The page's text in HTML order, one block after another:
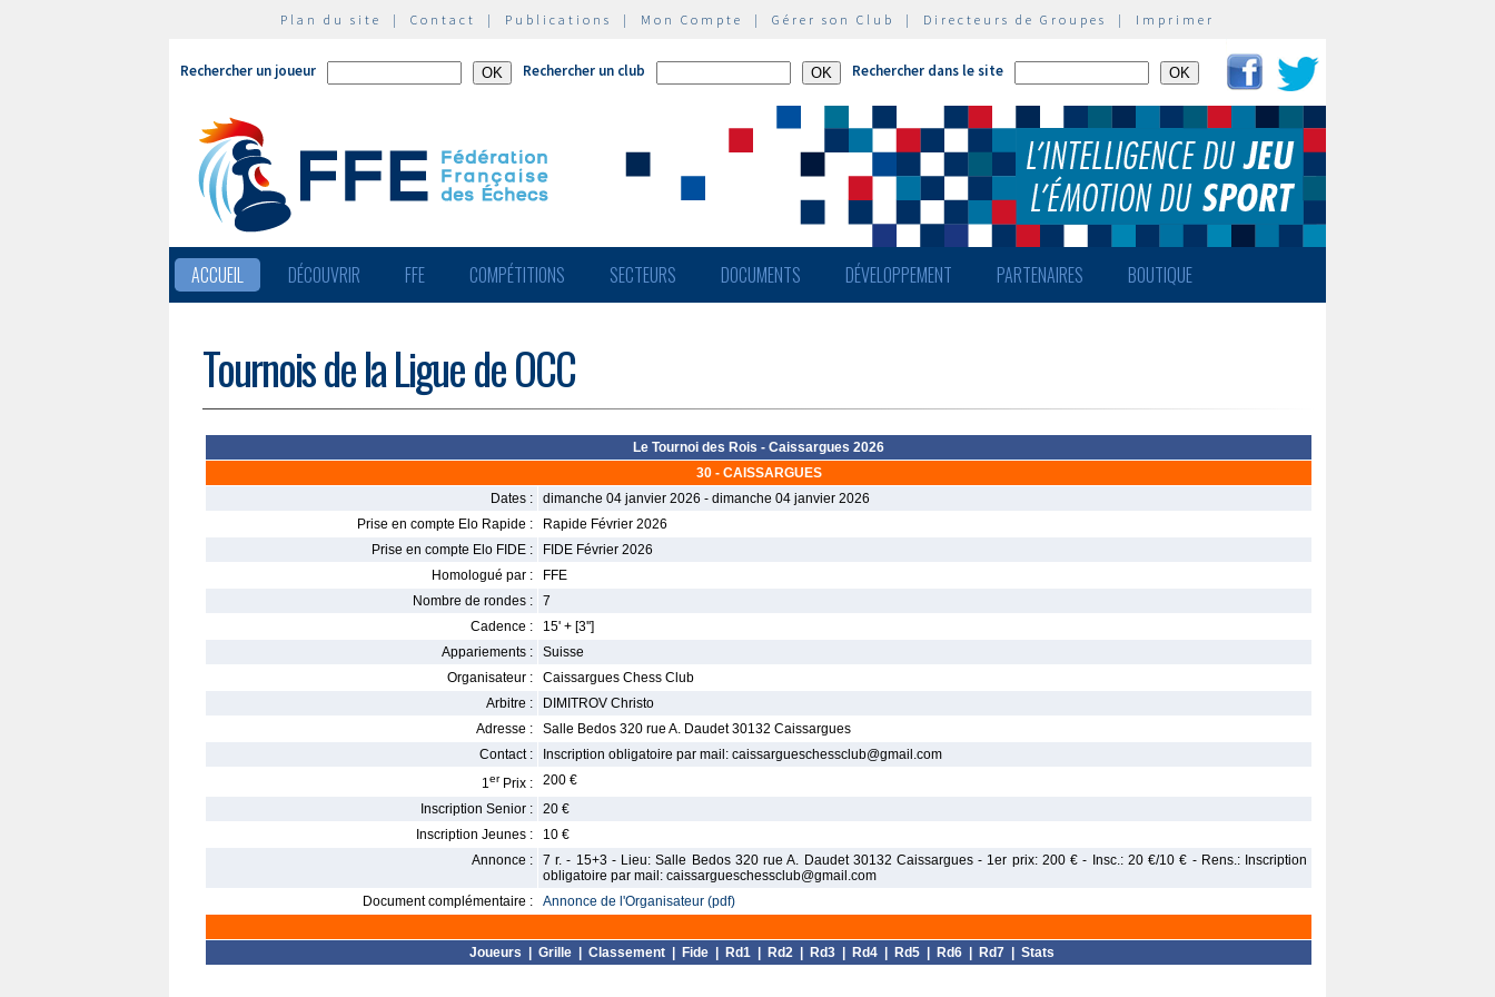
Plan du site | Contact | Publications | Mon Compte | Gérer son Club | Directeurs de Groupes | Imprimer
Rechercher un joueur Rechercher un club Rechercher dans le site
ACCUEIL DÉCOUVRIR FFE COMPÉTITIONS SECTEURS DOCUMENTS DÉVELOPPEMENT PARTENAIRES BOUTIQUE
Tournois de la Ligue de OCC
Le Tournoi des Rois - Caissargues 2026
30 - CAISSARGUES
Dates :
dimanche 04 janvier 2026 - dimanche 04 janvier 2026
Prise en compte Elo Rapide :
Rapide Février 2026
Prise en compte Elo FIDE :
FIDE Février 2026
Homologué par :
FFE
Nombre de rondes :
7
Cadence :
15' + [3'']
Appariements :
Suisse
Organisateur :
Caissargues Chess Club
Arbitre :
DIMITROV Christo
Adresse :
Salle Bedos 320 rue A. Daudet 30132 Caissargues
Contact :
Inscription obligatoire par mail: caissargueschessclub@gmail.com
1er Prix :
200 €
Inscription Senior :
20 €
Inscription Jeunes :
10 €
Annonce :
7 r. - 15+3 - Lieu: Salle Bedos 320 rue A. Daudet 30132 Caissargues - 1er prix: 200 € - Insc.: 20 €/10 € - Rens.: Inscription
obligatoire par mail: caissargueschessclub@gmail.com
Document complémentaire :
Annonce de l'Organisateur (pdf)
Joueurs Grille Classement Fide Rd1 Rd2 Rd3 Rd4 Rd5 Rd6 Rd7 Stats